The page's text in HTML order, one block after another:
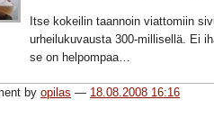
Itse kokeilin taannoin viattomiin
urheilukuvausta 300-millisellä. Ei
se on helpompaa…
by opilas — 18.08.2008 16:16